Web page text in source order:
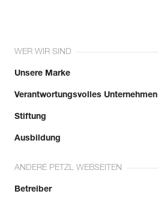
WER WIR SIND
Unsere Marke
Verantwortungsvolles Unternehmen
Stiftung
Ausbildung
ANDERE PETZL WEBSEITEN
Betreiber